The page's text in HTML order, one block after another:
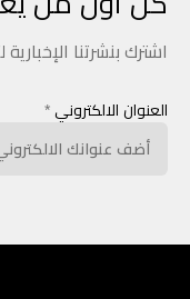
اشترك بنشرتنا
العنوان الالكتروني *